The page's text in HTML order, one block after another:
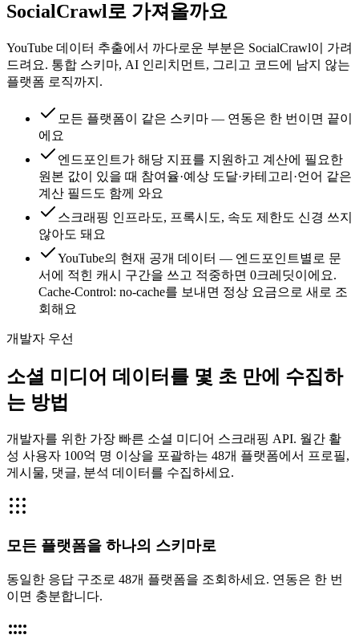
SocialCrawl로 가져올까요
YouTube 데이터 추출에서 까다로운 부분은 SocialCrawl이 가려
드려요. 통합 스키마, AI 인리치먼트, 그리고 코드에 남지 않는
플랫폼 로직까지.
모든 플랫폼이 같은 스키마 — 연동은 한 번이면 끝이
에요
엔드포인트가 해당 지표를 지원하고 계산에 필요한
원본 값이 있을 때 참여율·예상 도달·카테고리·언어 같은
계산 필드도 함께 와요
스크래핑 인프라도, 프록시도, 속도 제한도 신경 쓰지
않아도 돼요
YouTube의 현재 공개 데이터 — 엔드포인트별로 문
서에 적힌 캐시 구간을 쓰고 적중하면 0크레딧이에요.
Cache-Control: no-cache를 보내면 정상 요금으로 새로 조
회해요
개발자 우선
소셜 미디어 데이터를 몇 초 만에 수집하
는 방법
개발자를 위한 가장 빠른 소셜 미디어 스크래핑 API. 월간 활
성 사용자 100억 명 이상을 포괄하는 48개 플랫폼에서 프로필,
게시물, 댓글, 분석 데이터를 수집하세요.
모든 플랫폼을 하나의 스키마로
동일한 응답 구조로 48개 플랫폼을 조회하세요. 연동은 한 번
이면 충분합니다.